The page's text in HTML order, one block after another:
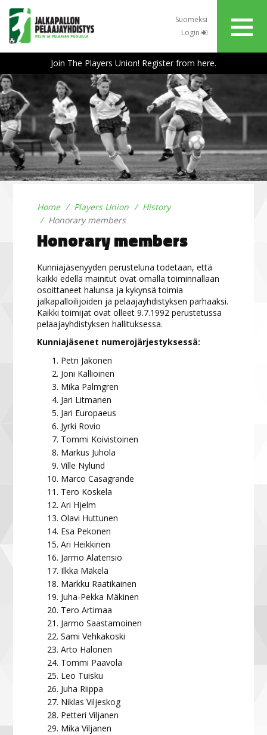
Suomeksi
Login
Join The Players Union! Register from here.
Home Players Union
History
Honorary members
Honorary members
Kunniajäsenyyden perusteluna todetaan, että
kaikki edellä mainitut ovat omalla toiminnallaan
osoittaneet halunsa ja kykynsä toimia
jalkapalloilijoiden ja pelaajayhdistyksen parhaaksi.
Kaikki toimijat ovat olleet 9.7.1992 perustetussa
pelaajayhdistyksen hallituksessa.
Kunniajäsenet numerojärjestyksessä:
Petri Jakonen
Joni Kallioinen
Mika Palmgren
Jari Litmanen
Jari Europaeus
Jyrki Rovio
Tommi Koivistoinen
Markus Juhola
Ville Nylund
Marco Casagrande
Tero Koskela
Ari Hjelm
Olavi Huttunen
Esa Pekonen
Ari Heikkinen
Jarmo Alatensiö
Ilkka Mäkelä
Markku Raatikainen
Juha-Pekka Mäkinen
Tero Artimaa
Jarmo Saastamoinen
Sami Vehkakoski
Arto Halonen
Tommi Paavola
Leo Tuisku
Juha Riippa
Niklas Viljeskog
Petteri Viljanen
Mika Viljanen